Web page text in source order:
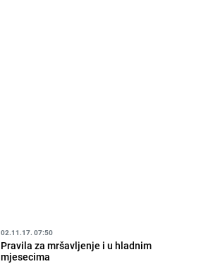
02.11.17. 07:50
Pravila za mršavljenje i u hladnim
mjesecima